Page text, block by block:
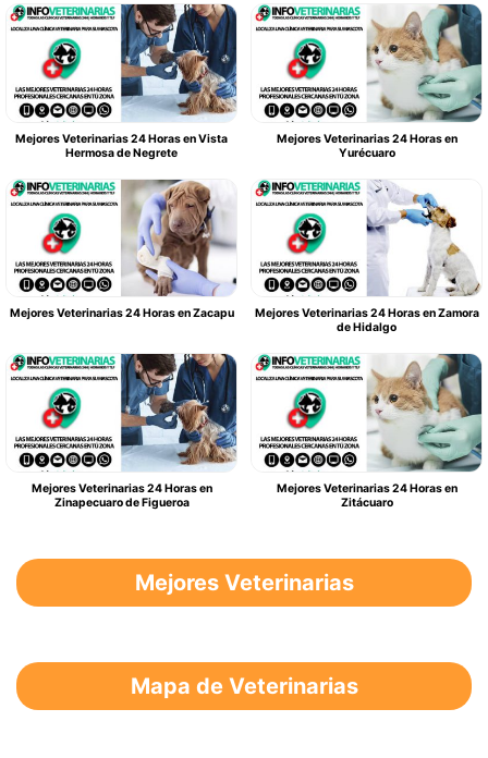
Mejores Veterinarias 24 Horas en Vista
Hermosa de Negrete
Mejores Veterinarias 24 Horas en
Yurécuaro
Mejores Veterinarias 24 Horas en Zacapu
Mejores Veterinarias 24 Horas en Zamora
de Hidalgo
Mejores Veterinarias 24 Horas en
Zinapecuaro de Figueroa
Mejores Veterinarias 24 Horas en
Zitácuaro
Mejores Veterinarias
Mapa de Veterinarias